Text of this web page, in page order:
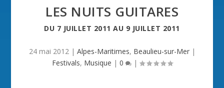
LES NUITS GUITARES
DU 7 JUILLET 2011 AU 9 JUILLET 2011
24 mai 2012| Alpes-Maritimes, Beaulieu-sur-Mer|
Festivals, Musique | 0 |